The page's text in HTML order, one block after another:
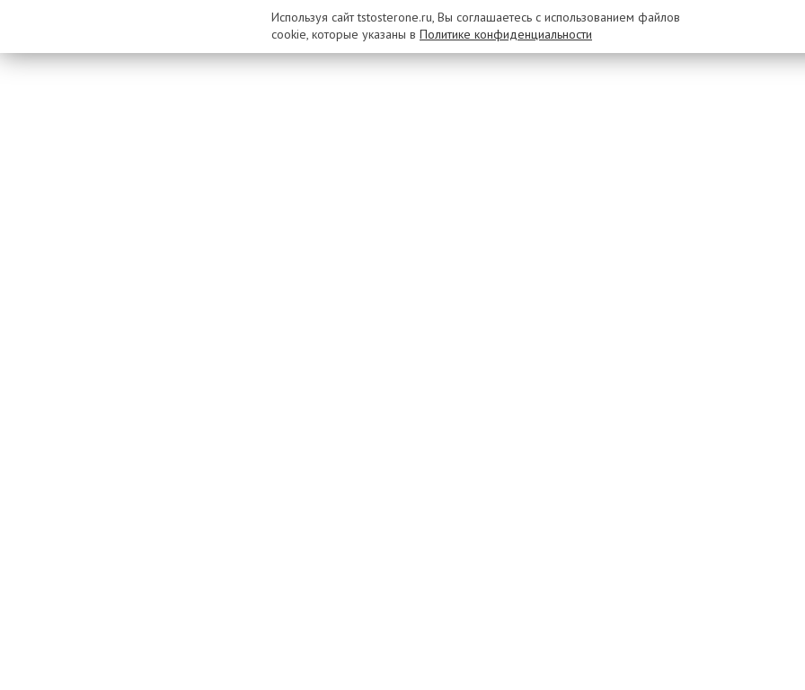
Используя сайт tstosterone.ru, Вы соглашаетесь с использованием файлов
cookie, которые указаны в Политике конфиденциальности